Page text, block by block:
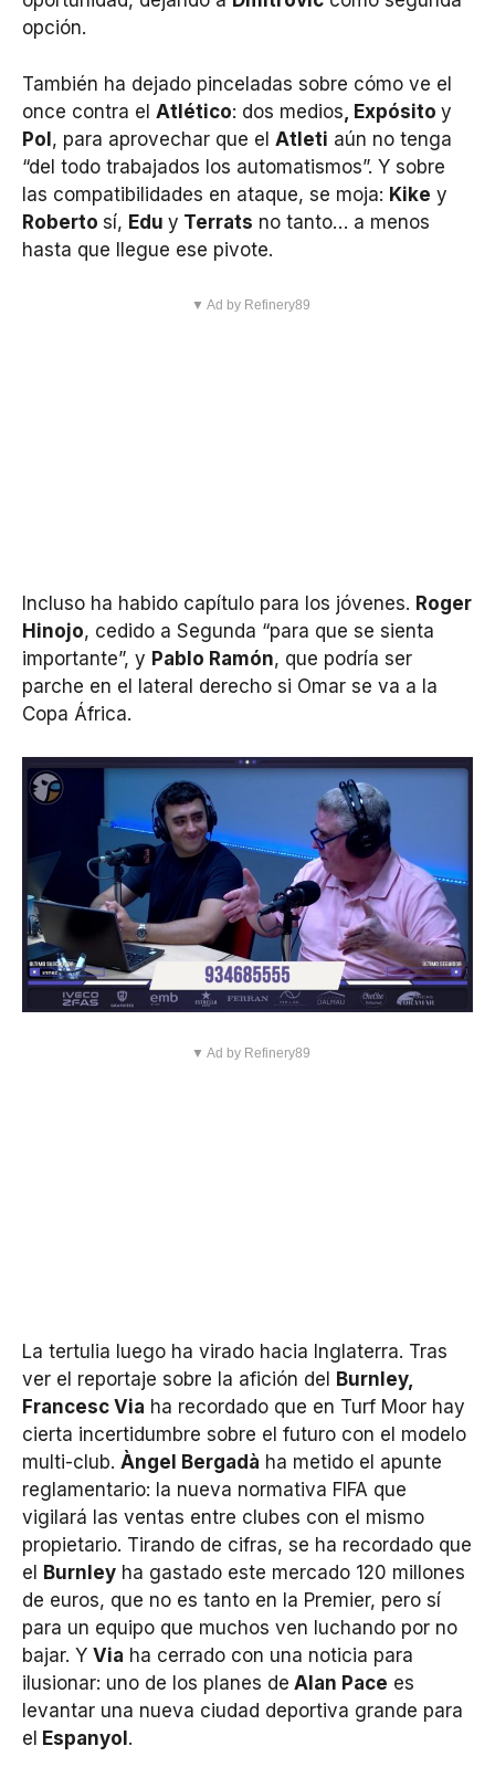
opción.
También ha dejado pinceladas sobre cómo ve el
once contra el Atlético: dos medios , Expósito y
Pol, para aprovechar que el Atleti aún no tenga
“del todo trabajados los automatismos”. Y sobre
las compatibilidades en ataque, se moja: Kike y
Roberto sí, Edu y Terrats no tanto… a menos
hasta que llegue ese pivote.
▼ Ad by Refinery89
Incluso ha habido capítulo para los jóvenes. Roger
Hinojo, cedido a Segunda “para que se sienta
importante”, y Pablo Ramón, que podría ser
parche en el lateral derecho si Omar se va a la
Copa África.
▼ Ad by Refinery89
La tertulia luego ha virado hacia Inglaterra. Tras
ver el reportaje sobre la afición del
Burnley,
Francesc Via ha recordado que en Turf Moor hay
cierta incertidumbre sobre el futuro con el modelo
multi-club. Àngel Bergadà ha metido el apunte
reglamentario: la nueva normativa FIFA que
vigilará las ventas entre clubes con el mismo
propietario. Tirando de cifras, se ha recordado que
el
Burnley ha gastado este mercado 120 millones
de euros, que no es tanto en la Premier, pero sí
para un equipo que muchos ven luchando por no
bajar. Y Via ha cerrado con una noticia para
ilusionar: uno de los planes de Alan Pace es
levantar una nueva ciudad deportiva grande para
el Espanyol .